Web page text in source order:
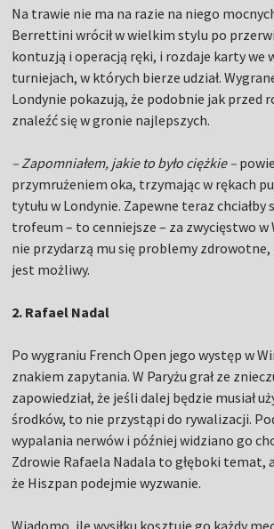
Na trawie nie ma na razie na niego
Berrettini wrócił w wielkim stylu po
kontuzją i operacją ręki, i rozdaje karty we
turniejach, w których bierze udział.
Londynie pokazują, że podobnie jak przed
znaleźć się w gronie najlepszych.
– Zapomniałem, jakie to było ciężkie –
przymrużeniem oka, trzymając w rękach
tytułu w Londynie. Zapewne teraz chciałby
trofeum – to cenniejsze – za zwycięstwo w
nie przydarzą mu się problemy
jest możliwy.
2. Rafael Nadal
Po wygraniu French Open jego występ w
znakiem zapytania. W Paryżu grał ze
zapowiedział, że jeśli dalej będzie musiał
środków, to nie przystąpi do rywalizacji.
wypalania nerwów i później widziano go
Zdrowie Rafaela Nadala to głęboki temat,
że Hiszpan podejmie wyzwanie.
Wiadomo, ile wysiłku kosztuje go każdy